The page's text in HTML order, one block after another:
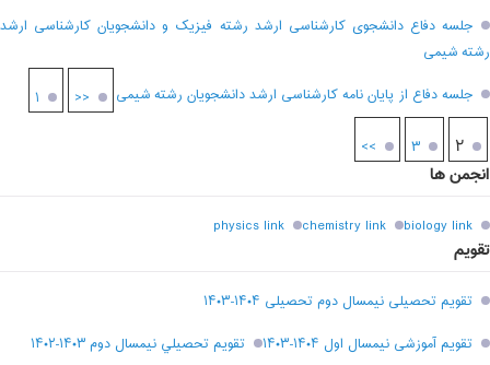
جلسه دفاع دانشجوی کارشناسی ارشد رشته فیزیک و دانشجویان کارشناسی ارشد
رشته شیمی
جلسه دفاع از پایان نامه کارشناسی ارشد دانشجویان رشته شیمی
<< ۱
۲ ۳ >>
انجمن ها
biology link
chemistry link
physics link
تقویم
تقویم تحصیلی نیمسال دوم تحصیلی ۱۴۰۴-۱۴۰۳
تقویم آموزشی نیمسال اول ۱۴۰۴-۱۴۰۳
تقويم تحصيلي نيمسال دوم ۱۴۰۳-۱۴۰۲